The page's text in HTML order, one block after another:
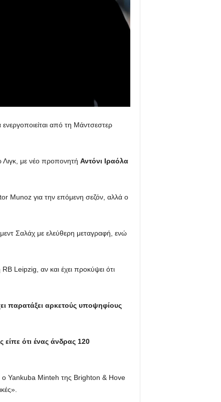
από τη Μάντσεστερ
Λιγκ, με νέο προπονητή Αντόνι Ιραόλα
Munoz για την επόμενη σεζόν, αλλά ο
Σαλάχ με ελεύθερη μεταγραφή, ενώ
Leipzig, αν και έχει προκύψει ότι
παρατάξει αρκετούς υποψηφίους
ότι ένας άνδρας 120
Yankuba Minteh της Brighton & Hove